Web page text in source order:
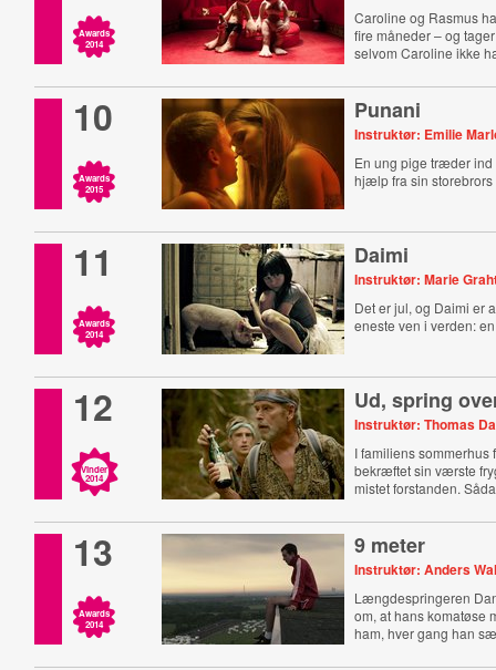
Awards
2014
Caroline og Rasmus
fire måneder – og
selvom Caroline ikke
10
Awards
2015
Punani
Instruktør: Emilie
En ung pige træder
hjælp fra sin storebrors
11
Awards
2014
Daimi
Instruktør: Marie
Det er jul, og Daimi er
eneste ven i verden:
12
Vinder
2014
Ud, spring
Instruktør: Thomas
I familiens sommerhus
bekræftet sin værste
mistet forstanden.
13
Awards
2014
9 meter
Instruktør: Anders
Længdespringeren
om, at hans komatøse
ham, hver gang han